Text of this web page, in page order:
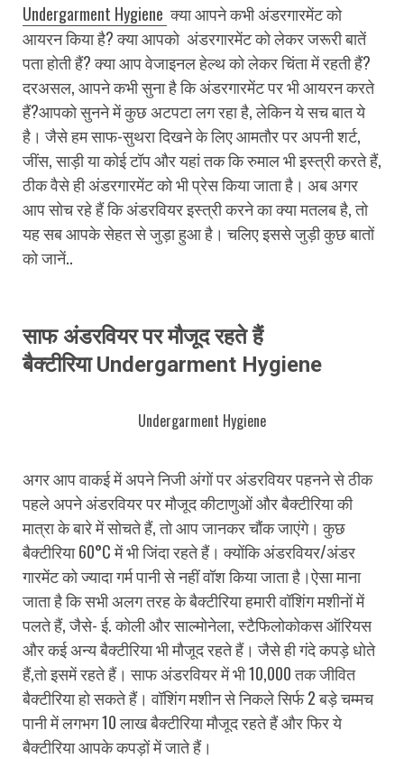
Undergarment Hygiene क्या आपने कभी अंडरगारमेंट को
आयरन किया है? क्या आपको अंडरगारमेंट को लेकर जरूरी बातें
पता होती हैं? क्या आप वेजाइनल हेल्थ को लेकर चिंता में रहती हैं?
दरअसल, आपने कभी सुना है कि अंडरगारमेंट पर भी आयरन करते
हैं?आपको सुनने में कुछ अटपटा लग रहा है, लेकिन ये सच बात ये
है। जैसे हम साफ-सुथरा दिखने के लिए आमतौर पर अपनी शर्ट,
जींस, साड़ी या कोई टॉप और यहां तक कि रुमाल भी इस्त्री करते हैं,
ठीक वैसे ही अंडरगारमेंट को भी प्रेस किया जाता है। अब अगर
आप सोच रहे हैं कि अंडरवियर इस्त्री करने का क्या मतलब है, तो
यह सब आपके सेहत से जुड़ा हुआ है। चलिए इससे जुड़ी कुछ बातों
को जानें..
साफ अंडरवियर पर मौजूद रहते हैं
बैक्टीरियाUndergarment Hygiene
Undergarment Hygiene
अगर आप वाकई में अपने निजी अंगों पर अंडरवियर पहनने से ठीक
पहले अपने अंडरवियर पर मौजूद कीटाणुओं और बैक्टीरिया की
मात्रा के बारे में सोचते हैं, तो आप जानकर चौंक जाएंगे। कुछ
बैक्टीरिया 60°C में भी जिंदा रहते हैं। क्योंकि अंडरवियर/अंडर
गारमेंट को ज्यादा गर्म पानी से नहीं वॉश किया जाता है।ऐसा माना
जाता है कि सभी अलग तरह के बैक्टीरिया हमारी वॉशिंग मशीनों में
पलते हैं, जैसे- ई. कोली और साल्मोनेला, स्टैफिलोकोकस ऑरियस
और कई अन्य बैक्टीरिया भी मौजूद रहते हैं। जैसे ही गंदे कपड़े धोते
हैं,तो इसमें रहते हैं। साफ अंडरवियर में भी 10,000 तक जीवित
बैक्टीरिया हो सकते हैं। वॉशिंग मशीन से निकले सिर्फ 2 बड़े चम्मच
पानी में लगभग 10 लाख बैक्टीरिया मौजूद रहते हैं और फिर ये
बैक्टीरिया आपके कपड़ों में जाते हैं।